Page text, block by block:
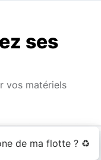
ses
vos matériels
de ma flotte ? ♻️